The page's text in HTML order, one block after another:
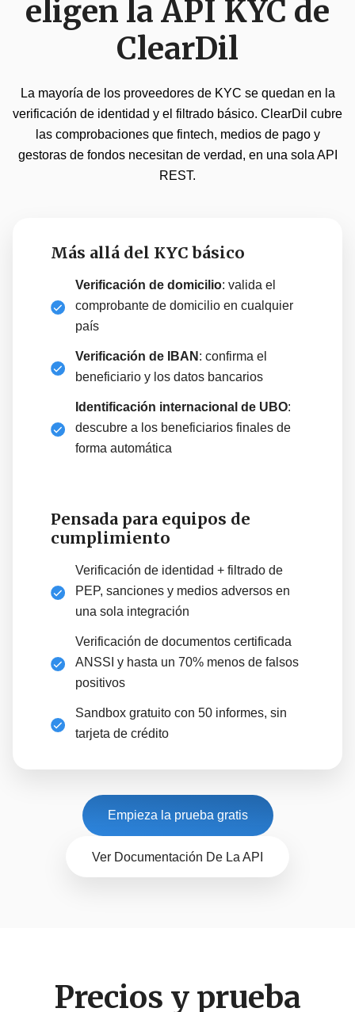
eligen la API KYC de
ClearDil
La mayoría de los proveedores de KYC se quedan en la
verificación de identidad y el filtrado básico. ClearDil cubre
las comprobaciones que fintech, medios de pago y
gestoras de fondos necesitan de verdad, en una sola API
REST.
Más allá del KYC básico
Verificación de domicilio: valida el
comprobante de domicilio en cualquier
país
Verificación de IBAN : confirma el
beneficiario y los datos bancarios
Identificación internacional de UBO:
descubre a los beneficiarios finales de
forma automática
Pensada para equipos de
cumplimiento
Verificación de identidad + filtrado de
PEP, sanciones y medios adversos en
una sola integración
Verificación de documentos certificada
ANSSI y hasta un 70% menos de falsos
positivos
Sandbox gratuito con 50 informes, sin
tarjeta de crédito
Empieza la prueba gratis
Ver Documentación De La API
Precios y prueba